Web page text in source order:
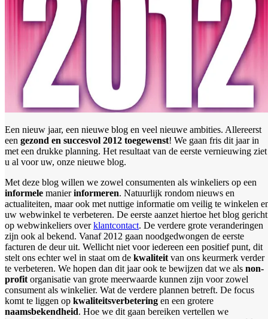
Een nieuw jaar, een nieuwe blog en veel nieuwe ambities. Allereerst
een gezond en succesvol 2012 toegewenst! We gaan fris dit jaar in
met een drukke planning. Het resultaat van de eerste vernieuwing ziet
u al voor uw, onze nieuwe blog.
Met deze blog willen we zowel consumenten als winkeliers op een
informele manierinformeren. Natuurlijk rondom nieuws en
actualiteiten, maar ook met nuttige informatie om veilig te winkelen
uw webwinkel te verbeteren. De eerste aanzet hiertoe het blog gericht
op webwinkeliers overklantcontact. De verdere grote veranderingen
zijn ook al bekend. Vanaf 2012 gaan noodgedwongen de eerste
facturen de deur uit. Wellicht niet voor iedereen een positief punt, dit
stelt ons echter wel in staat om de kwaliteit van ons keurmerk verder
te verbeteren. We hopen dan dit jaar ook te bewijzen dat we als non-
profit organisatie van grote meerwaarde kunnen zijn voor zowel
consument als winkelier. Wat de verdere plannen betreft. De focus
komt te liggen op kwaliteitsverbetering en een grotere
naamsbekendheid. Hoe we dit gaan bereiken vertellen we